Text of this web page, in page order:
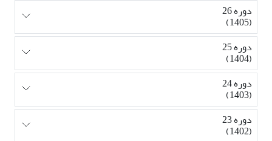
دوره 26
(1405)
دوره 25
(1404)
دوره 24
(1403)
دوره 23
(1402)